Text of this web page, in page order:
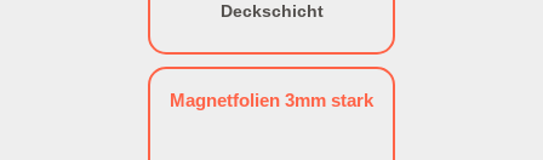
Deckschicht
Magnetfolien 3mm stark